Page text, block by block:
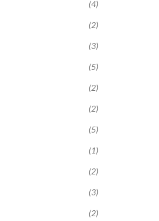
(4)
(2)
(3)
(5)
(2)
(2)
(5)
(1)
(2)
(3)
(2)